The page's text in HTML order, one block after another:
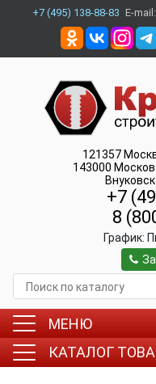
+7 (495) 138-88-83 E-mail:
121357
143000
+7
8
График:
МЕНЮ
КАТАЛОГ